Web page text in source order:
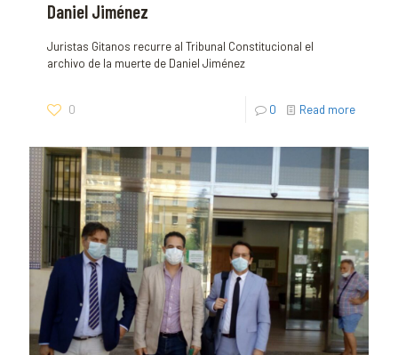
Daniel Jiménez
Juristas Gitanos recurre al Tribunal Constitucional el
archivo de la muerte de Daniel Jiménez
0 0 Read more